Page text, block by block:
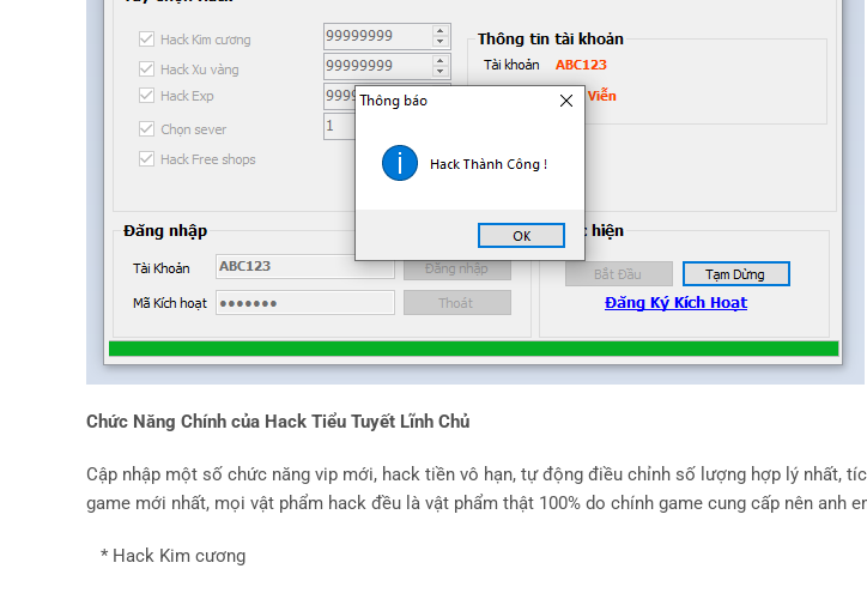
Chức Năng Chính của Hack Tiểu Tuyết Lĩnh Chủ
Cập nhập một số chức năng vip mới, hack tiền vô hạn, tự động điều chỉnh số lượng hợp lý nhất,
game mới nhất, mọi vật phẩm hack đều là vật phẩm thật 100% do chính game cung cấp nên anh
* Hack Kim cương